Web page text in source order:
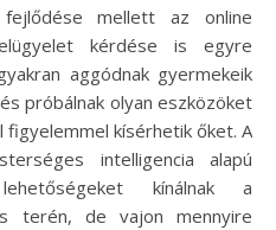
fejlődése mellett az online
kérdése is egyre
aggódnak gyermekeik
próbálnak olyan eszközöket
kísérhetik őket. A
intelligencia alapú
kínálnak a
terén, de vajon mennyire